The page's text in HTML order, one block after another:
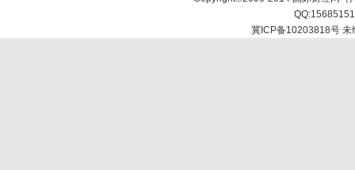
冀ICP备10203818号 未